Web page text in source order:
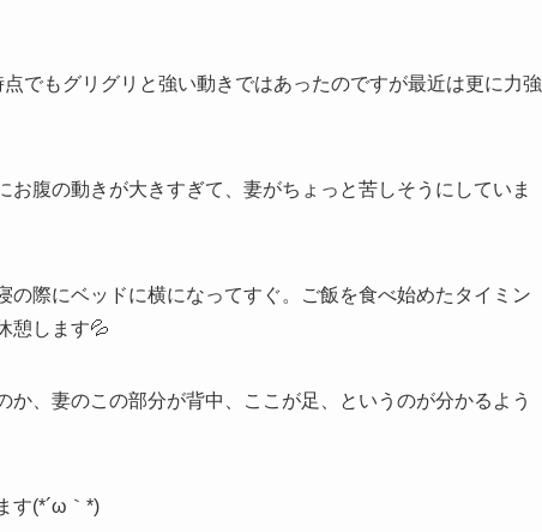
でもグリグリと強い動きではあったのですが最近は更に力強
腹の動きが大きすぎて、妻がちょっと苦しそうにしていま
際にベッドに横になってすぐ。ご飯を食べ始めたタイミン
憩します💦
、妻のこの部分が背中、ここが足、というのが分かるよう
す(*´ω｀*)